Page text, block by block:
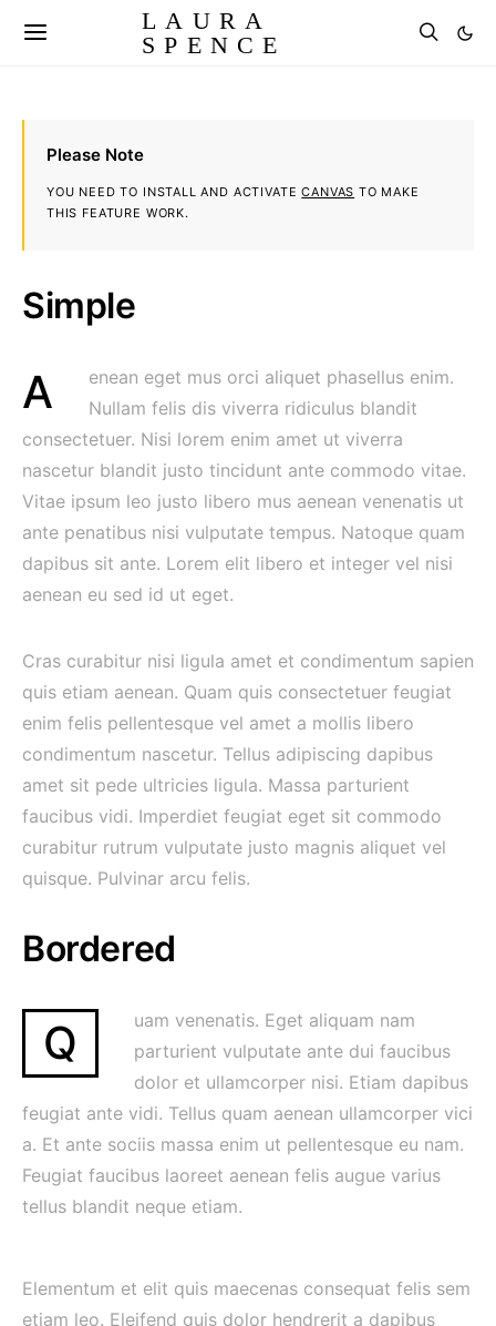
LAURA
SPENCE
Please Note
YOU NEED TO INSTALL AND ACTIVATECANVAS TO MAKE
THIS FEATURE WORK.
Simple
Aenean eget mus orci aliquet phasellus enim.
Nullam felis dis viverra ridiculus blandit
consectetuer. Nisi lorem enim amet ut viverra
nascetur blandit justo tincidunt ante commodo vitae.
Vitae ipsum leo justo libero mus aenean venenatis ut
ante penatibus nisi vulputate tempus. Natoque quam
dapibus sit ante. Lorem elit libero et integer vel nisi
aenean eu sed id ut eget.
Cras curabitur nisi ligula amet et condimentum sapien
quis etiam aenean. Quam quis consectetuer feugiat
enim felis pellentesque vel amet a mollis libero
condimentum nascetur. Tellus adipiscing dapibus
amet sit pede ultricies ligula. Massa parturient
faucibus vidi. Imperdiet feugiat eget sit commodo
curabitur rutrum vulputate justo magnis aliquet vel
quisque. Pulvinar arcu felis.
Bordered
Q
uam venenatis. Eget aliquam nam
parturient vulputate ante dui faucibus
dolor et ullamcorper nisi. Etiam dapibus
feugiat ante vidi. Tellus quam aenean ullamcorper vici
a. Et ante sociis massa enim ut pellentesque eu nam.
Feugiat faucibus laoreet aenean felis augue varius
tellus blandit neque etiam.
Elementum et elit quis maecenas consequat felis sem
etiam leo. Eleifend quis dolor hendrerit a dapibus